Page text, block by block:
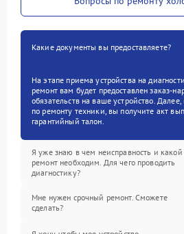
Какие документы вы предоставляете?
На этапе приема устройства на
ремонт вам будет предоставлен заказ-
обязательств на ваше устройство.
по ремонту техники, вы получите акт
гарантийный талон.
Я уже знаю в чем неисправность и какой
ремонт необходим. Для чего проводить
диагностику?
Мне нужен срочный ремонт. Сможете
сделать?